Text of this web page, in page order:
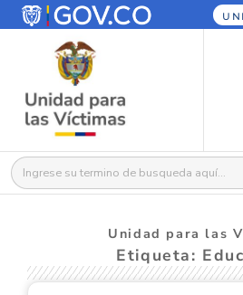
Buscar:
Unidad para las
Etiqueta: